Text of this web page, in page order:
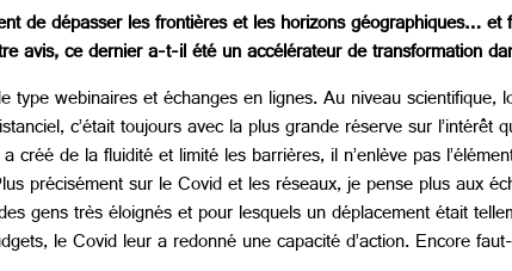
de dépasser les frontières et les horizons géographiques… et
avis, ce dernier a-t-il été un accélérateur de transformation
webinaires et échanges en lignes. Au niveau scientifique,
c’était toujours avec la plus grande réserve sur l’intérêt
de la fluidité et limité les barrières, il n’enlève pas
précisément sur le Covid et les réseaux, je pense plus aux
gens très éloignés et pour lesquels un déplacement était
le Covid leur a redonné une capacité d’action. Encore